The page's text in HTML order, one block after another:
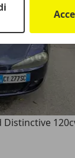
Distinctive